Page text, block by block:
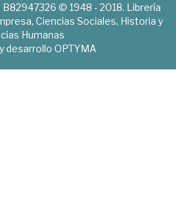
B82947326 © 1948 - 2018. Librería
Ciencias Sociales, Historia y
Humanas
desarrollo OPTYMA